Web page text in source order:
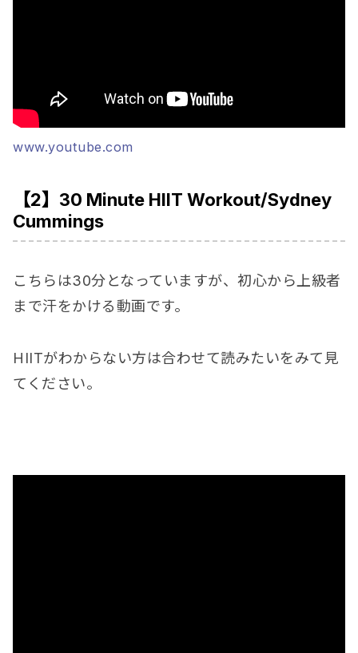
www.youtube.com
【2】30 Minute HIIT Workout/Sydney
Cummings
こちらは30分となっていますが、初心から上級者
まで汗をかける動画です。
HIITがわからない方は合わせて読みたいをみて見
てください。